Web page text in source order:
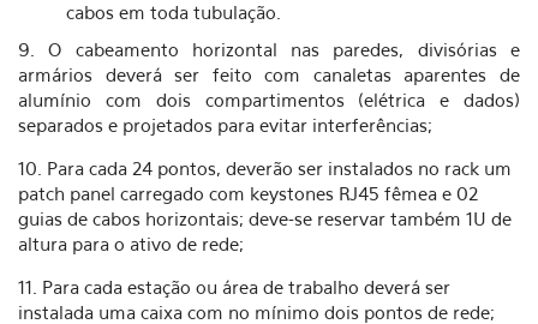
cabos em toda tubulação.
9. O cabeamento horizontal nas paredes, divisórias e
armários deverá ser feito com canaletas aparentes de
alumínio com dois compartimentos (elétrica e dados)
separados e projetados para evitar interferências;
10. Para cada 24 pontos, deverão ser instalados no rack um
patch panel carregado com keystones RJ45 fêmea e 02
guias de cabos horizontais; deve-se reservar também 1U de
altura para o ativo de rede;
11. Para cada estação ou área de trabalho deverá ser
instalada uma caixa com no mínimo dois pontos de rede;